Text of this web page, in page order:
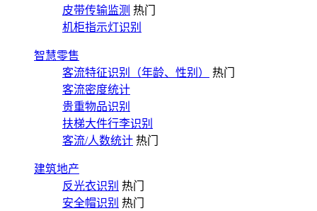
皮带传输监测 热门
机柜指示灯识别
智慧零售
客流特征识别（年龄、性别）
热门
客流密度统计
贵重物品识别
扶梯大件行李识别
客流/人数统计 热门
建筑地产
反光衣识别 热门
安全帽识别 热门